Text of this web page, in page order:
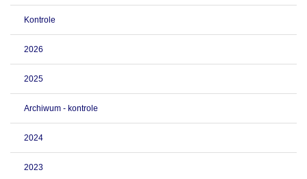
Kontrole
2026
2025
Archiwum - kontrole
2024
2023